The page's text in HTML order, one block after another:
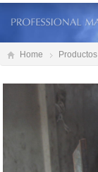
Home Productos